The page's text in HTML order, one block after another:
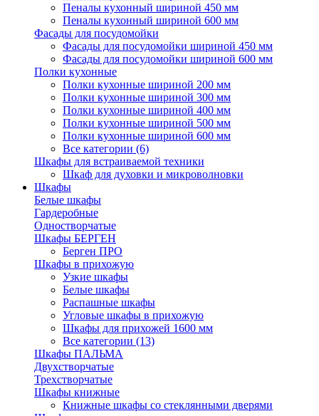
Пеналы кухонный шириной 450 мм
Пеналы кухонный шириной 600 мм
Фасады для посудомойки
Фасады для посудомойки шириной 450 мм
Фасады для посудомойки шириной 600 мм
Полки кухонные
Полки кухонные шириной 200 мм
Полки кухонные шириной 300 мм
Полки кухонные шириной 400 мм
Полки кухонные шириной 500 мм
Полки кухонные шириной 600 мм
Все категории (6)
Шкафы для встраиваемой техники
Шкаф для духовки и микроволновки
Шкафы
Белые шкафы
Гардеробные
Одностворчатые
Шкафы БЕРГЕН
Берген ПРО
Шкафы в прихожую
Узкие шкафы
Белые шкафы
Распашные шкафы
Угловые шкафы в прихожую
Шкафы для прихожей 1600 мм
Все категории (13)
Шкафы ПАЛЬМА
Двухстворчатые
Трехстворчатые
Шкафы книжные
Книжные шкафы со стеклянными дверями